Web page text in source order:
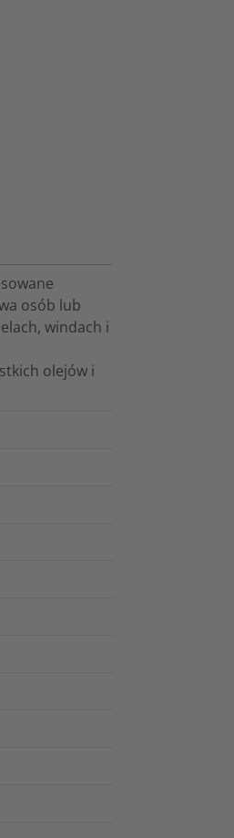
osób lub
windach i
olejów i